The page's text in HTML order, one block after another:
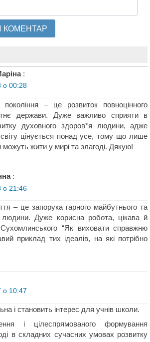
:
о 00:28
– це розвиток повноцінного
держави. Дуже важливо сприяти в
духовного здоров*я людини, адже
світу цінується понад усе, тому що лише
можуть жити у мирі та злагоді. Дякую!
:
о 21:46
– це запорука гарного майбутнього та
людини. Дуже корисна робота, цікава й
Сухомлинського “Як виховати справжню
приклад тих ідеалів, на які потрібно
о 10:47
і становить інтерес для учнів школи.
і цілеспрямованого формування
в складних сучасних умовах розвитку